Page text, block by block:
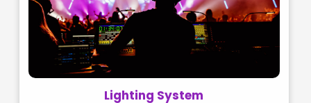
Lighting System